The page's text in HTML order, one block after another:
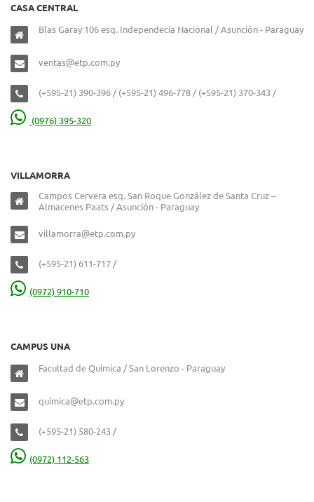
CASA CENTRAL
Blas Garay 106 esq. Independecia Nacional / Asunción - Paraguay
ventas@etp.com.py
(+595-21) 390-396 / (+595-21) 496-778 / (+595-21) 370-343 /
(0976) 395-320
VILLAMORRA
Campos Cervera esq. San Roque González de Santa Cruz –
Almacenes Paats / Asunción - Paraguay
villamorra@etp.com.py
(+595-21) 611-717 /
(0972) 910-710
CAMPUS UNA
Facultad de Química / San Lorenzo - Paraguay
quimica@etp.com.py
(+595-21) 580-243 /
(0972) 112-563